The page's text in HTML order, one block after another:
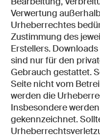
Verwertung
Urheberrechtes
Zustimmung des
Erstellers.
sind nur für den
Gebrauch gestattet.
Seite nicht vom
werden die
Insbesondere
gekennzeichnet.